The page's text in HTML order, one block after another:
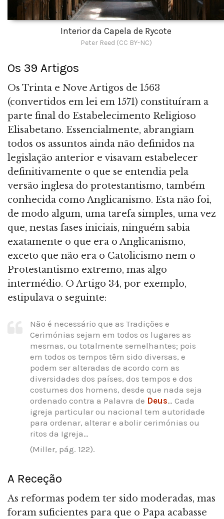
Interior da Capela de Rycote
Peter Reed (CC BY-NC)
Os 39 Artigos
Os Trinta e Nove Artigos de 1563
(convertidos em lei em 1571) constituíram a
parte final do Estabelecimento Religioso
Elisabetano. Essencialmente, abrangiam
todos os assuntos ainda não definidos na
legislação anterior e visavam estabelecer
definitivamente o que se entendia pela
versão inglesa do protestantismo, também
conhecida como Anglicanismo. Esta não foi,
de modo algum, uma tarefa simples, uma vez
que, nestas fases iniciais, ninguém sabia
exatamente o que era o Anglicanismo,
exceto que não era o Catolicismo nem o
Protestantismo extremo, mas algo
intermédio. O Artigo 34, por exemplo,
estipulava o seguinte:
Não é necessário que as Tradições e
Cerimónias sejam em todos os lugares as
mesmas, ou totalmente semelhantes; pois
em todos os tempos têm sido diversas, e
podem ser alteradas de acordo com as
diversidades dos países, dos tempos e dos
costumes dos homens, desde que nada seja
ordenado contra a Palavra de Deus… Cada
igreja particular ou nacional tem autoridade
para ordenar, alterar e abolir cerimónias ou
ritos da Igreja…
(Miller, pág. 122).
A Receção
As reformas podem ter sido moderadas, mas
foram suficientes para que o Papa acabasse